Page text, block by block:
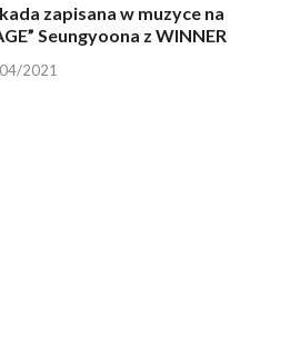
zapisana w muzyce na
Seungyoona z WINNER
2021